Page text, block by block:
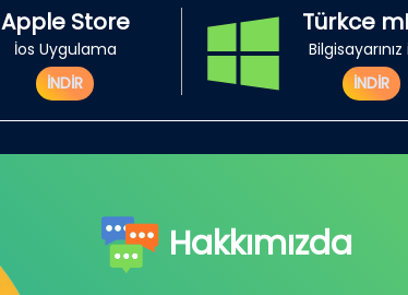
Apple Store
İos Uygulama
İNDİR
Türkce
İNDİR
Hakkımızda